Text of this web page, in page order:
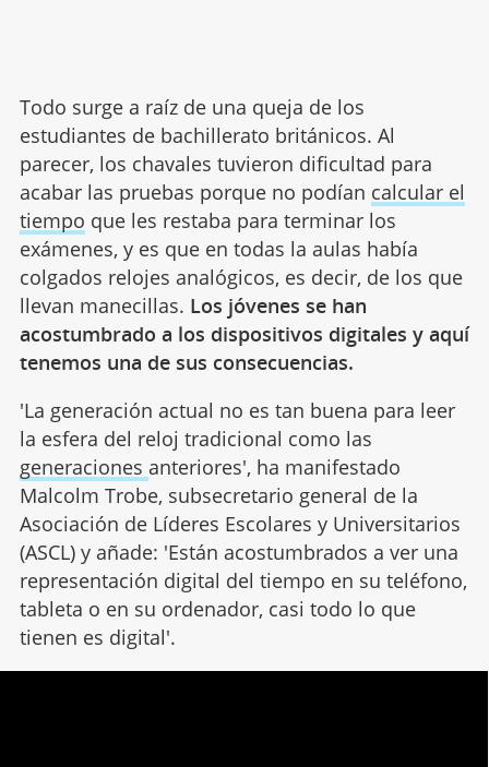
Todo surge a raíz de una queja de los
estudiantes de bachillerato británicos. Al
parecer, los chavales tuvieron dificultad para
acabar las pruebas porque no podían calcular el
tiempo que les restaba para terminar los
exámenes, y es que en todas la aulas había
colgados relojes analógicos, es decir, de los que
llevan manecillas. Los jóvenes se han
acostumbrado a los dispositivos digitales y aquí
tenemos una de sus consecuencias.
'La generación actual no es tan buena para leer
la esfera del reloj tradicional como las
generaciones anteriores', ha manifestado
Malcolm Trobe, subsecretario general de la
Asociación de Líderes Escolares y Universitarios
(ASCL) y añade: 'Están acostumbrados a ver una
representación digital del tiempo en su teléfono,
tableta o en su ordenador, casi todo lo que
tienen es digital'.